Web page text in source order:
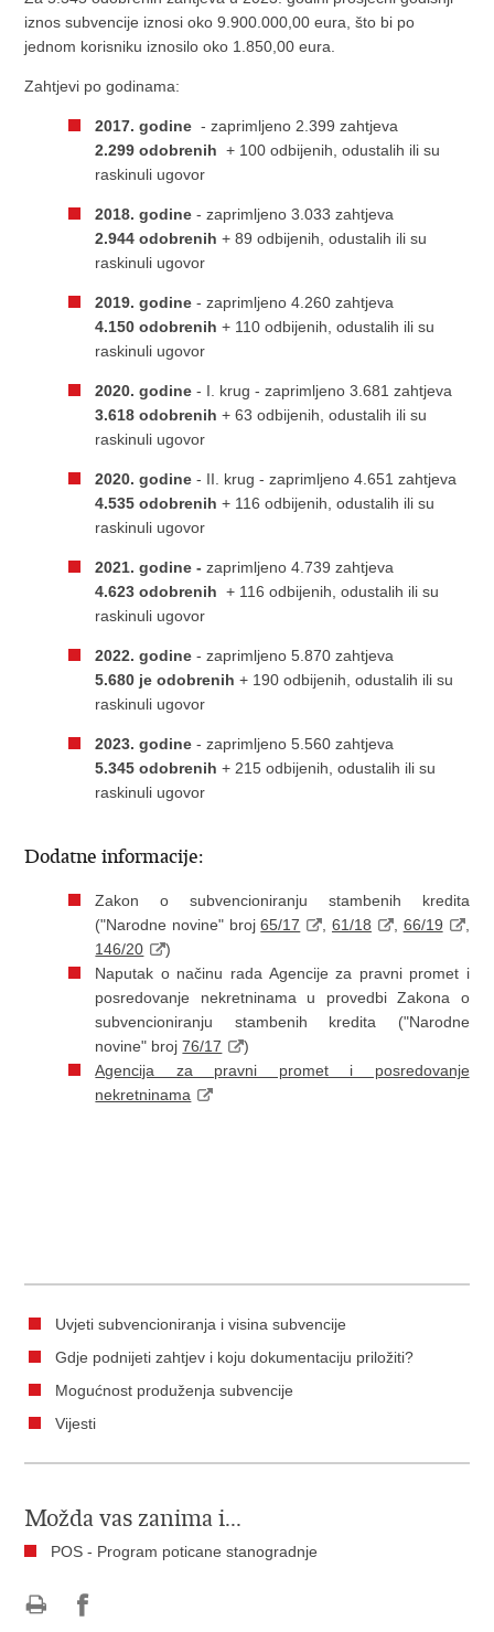
iznos subvencije iznosi oko 9.900.000,00 eura, što bi po
jednom korisniku iznosilo oko 1.850,00 eura.
Zahtjevi po godinama:
2017. godine - zaprimljeno 2.399 zahtjeva
2.299 odobrenih + 100 odbijenih, odustalih ili su
raskinuli ugovor
2018. godine- zaprimljeno 3.033 zahtjeva
2.944 odobrenih + 89 odbijenih, odustalih ili su
raskinuli ugovor
2019. godine - zaprimljeno 4.260 zahtjeva
4.150 odobrenih + 110 odbijenih, odustalih ili su
raskinuli ugovor
2020. godine - I. krug - zaprimljeno 3.681 zahtjeva
3.618 odobrenih + 63 odbijenih, odustalih ili su
raskinuli ugovor
2020. godine - II. krug - zaprimljeno 4.651 zahtjeva
4.535 odobrenih + 116 odbijenih, odustalih ili su
raskinuli ugovor
2021. godine - zaprimljeno 4.739 zahtjeva
4.623 odobrenih + 116 odbijenih, odustalih ili su
raskinuli ugovor
2022. godine- zaprimljeno 5.870 zahtjeva​
5.680 je odobrenih + 190 odbijenih, odustalih ili su
raskinuli ugovor
2023. godine- zaprimljeno 5.560 zahtjeva​
5.345 odobrenih + 215 odbijenih, odustalih ili su
raskinuli ugovor
Dodatne informacije:
Zakon o subvencioniranju stambenih kredita
("Narodne novine" broj65/17 61/18 , 66/19
,
146/20
)
Naputak o načinu rada Agencije za pravni promet i
posredovanje nekretninama u provedbi Zakona o
subvencioniranju stambenih kredita ("Narodne
novine" broj76/17
)
Agencija za pravni promet i posredovanje
nekretninama
Uvjeti subvencioniranja i visina subvencije
Gdje podnijeti zahtjev i koju dokumentaciju priložiti?
Mogućnost produženja subvencije
Vijesti
Možda vas zanima i...
POS - Program poticane stanogradnje